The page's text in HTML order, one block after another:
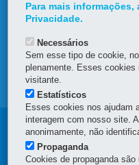
MAPA DO SITE
OUVIDORIA
TRANSPARÊNCIA
Para mais
Privacidade.
Necessários
Sem esse tipo de cookie,
plenamente. Esses
visitante.
Estatísticos
Esses cookies nos ajudam
interagem com nosso site.
anonimamente, não
Propaganda
Cookies de propaganda